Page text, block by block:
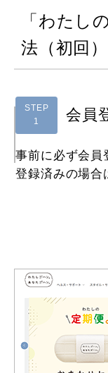
「わたし
法（初回）
STEP
1
会員
事前に必ず会員
登録済みの場合